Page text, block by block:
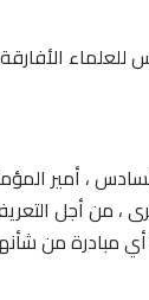
الأفارقة
، أمير
، من أجل
أي مبادرة من